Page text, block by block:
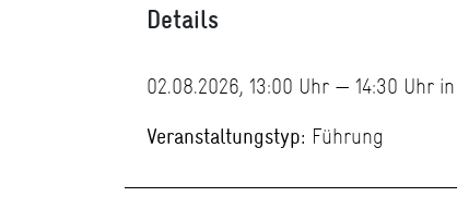
Details
02.08.2026, 13:00 Uhr — 14:30 Uhr
Veranstaltungstyp: Führung